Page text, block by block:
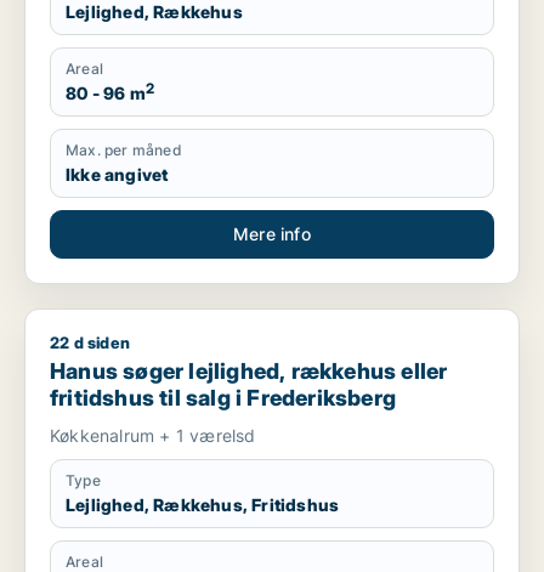
Lejlighed, Rækkehus
Areal
80 - 96 m2
Max. per måned
Ikke angivet
Mere info
Hanus søger lejlighed, rækkehus eller fritidshus til salg i
22 d siden
Hanus søger lejlighed, rækkehus eller
fritidshus til salg i Frederiksberg
Køkkenalrum + 1 værelsd
Type
Lejlighed, Rækkehus, Fritidshus
Areal